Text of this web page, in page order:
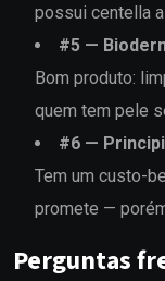
possui centella
#5 —
Bom produto:
quem tem pele
#6 —
Tem um custo-
promete —
Perguntas